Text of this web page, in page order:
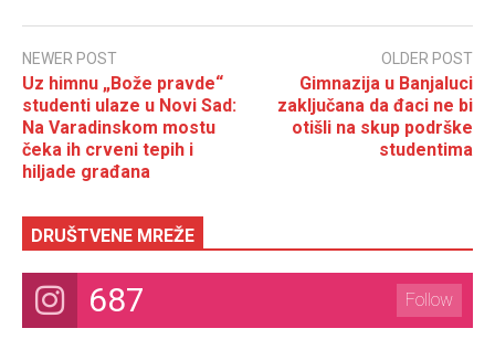
NEWER POST
Uz himnu „Bože pravde“
studenti ulaze u Novi Sad:
Na Varadinskom mostu
čeka ih crveni tepih i
hiljade građana
OLDER POST
Gimnazija u Banjaluci
zaključana da đaci ne bi
otišli na skup podrške
studentima
DRUŠTVENE MREŽE
687 Follow